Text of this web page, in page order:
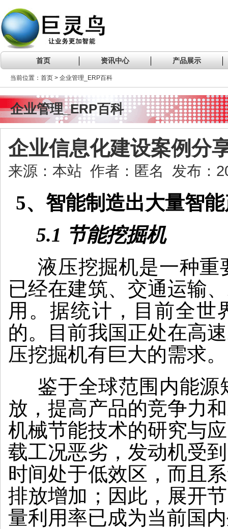
首页 资讯中心 产品展示
当前位置：首页 > 企业管理_ERP百科
企业管理_ERP百科
企业信息化建设案例分
来源：本站 作者：匿名 发布：
5、智能制造出大量智
5.1 节能挖掘机
液压挖掘机是一种重
已经在建筑、交通运输
用。据统计，目前全世
的。目前我国正处在高
压挖掘机有巨大的需求。
鉴于全球范围内能源
放，提高产品的竞争力
机械节能技术的研究与
载工况恶劣，发动机受
时间处于低效区，而且
排放增加；因此，展开
量利用率已成为当前国